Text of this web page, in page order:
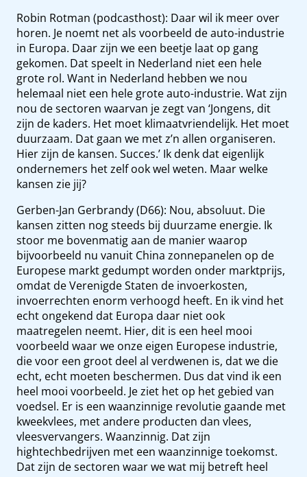
Robin Rotman (podcasthost): Daar wil ik meer over
horen. Je noemt net als voorbeeld de auto-industrie
in Europa. Daar zijn we een beetje laat op gang
gekomen. Dat speelt in Nederland niet een hele
grote rol. Want in Nederland hebben we nou
helemaal niet een hele grote auto-industrie. Wat zijn
nou de sectoren waarvan je zegt van ‘Jongens, dit
zijn de kaders. Het moet klimaatvriendelijk. Het moet
duurzaam. Dat gaan we met z’n allen organiseren.
Hier zijn de kansen. Succes.’ Ik denk dat eigenlijk
ondernemers het zelf ook wel weten. Maar welke
kansen zie jij?
Gerben-Jan Gerbrandy (D66): Nou, absoluut. Die
kansen zitten nog steeds bij duurzame energie. Ik
stoor me bovenmatig aan de manier waarop
bijvoorbeeld nu vanuit China zonnepanelen op de
Europese markt gedumpt worden onder marktprijs,
omdat de Verenigde Staten de invoerkosten,
invoerrechten enorm verhoogd heeft. En ik vind het
echt ongekend dat Europa daar niet ook
maatregelen neemt. Hier, dit is een heel mooi
voorbeeld waar we onze eigen Europese industrie,
die voor een groot deel al verdwenen is, dat we die
echt, echt moeten beschermen. Dus dat vind ik een
heel mooi voorbeeld. Je ziet het op het gebied van
voedsel. Er is een waanzinnige revolutie gaande met
kweekvlees, met andere producten dan vlees,
vleesvervangers. Waanzinnig. Dat zijn
hightechbedrijven met een waanzinnige toekomst.
Dat zijn de sectoren waar we wat mij betreft heel